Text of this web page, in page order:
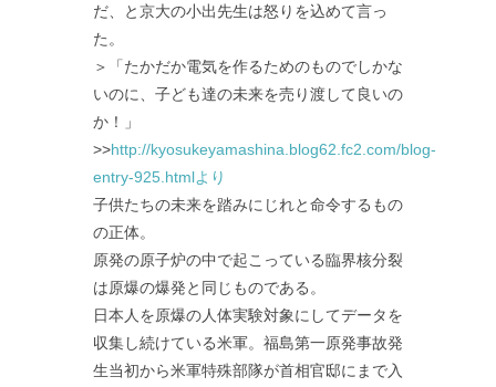
だ、と京大の小出先生は怒りを込めて言っ
た。
＞「たかだか電気を作るためのものでしかな
いのに、子ども達の未来を売り渡して良いの
か！」
>>http://kyosukeyamashina.blog62.fc2.com/blog-
entry-925.htmlより
子供たちの未来を踏みにじれと命令するもの
の正体。
原発の原子炉の中で起こっている臨界核分裂
は原爆の爆発と同じものである。
日本人を原爆の人体実験対象にしてデータを
収集し続けている米軍。福島第一原発事故発
生当初から米軍特殊部隊が首相官邸にまで入